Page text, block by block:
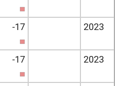
-17 2023
-17 2023